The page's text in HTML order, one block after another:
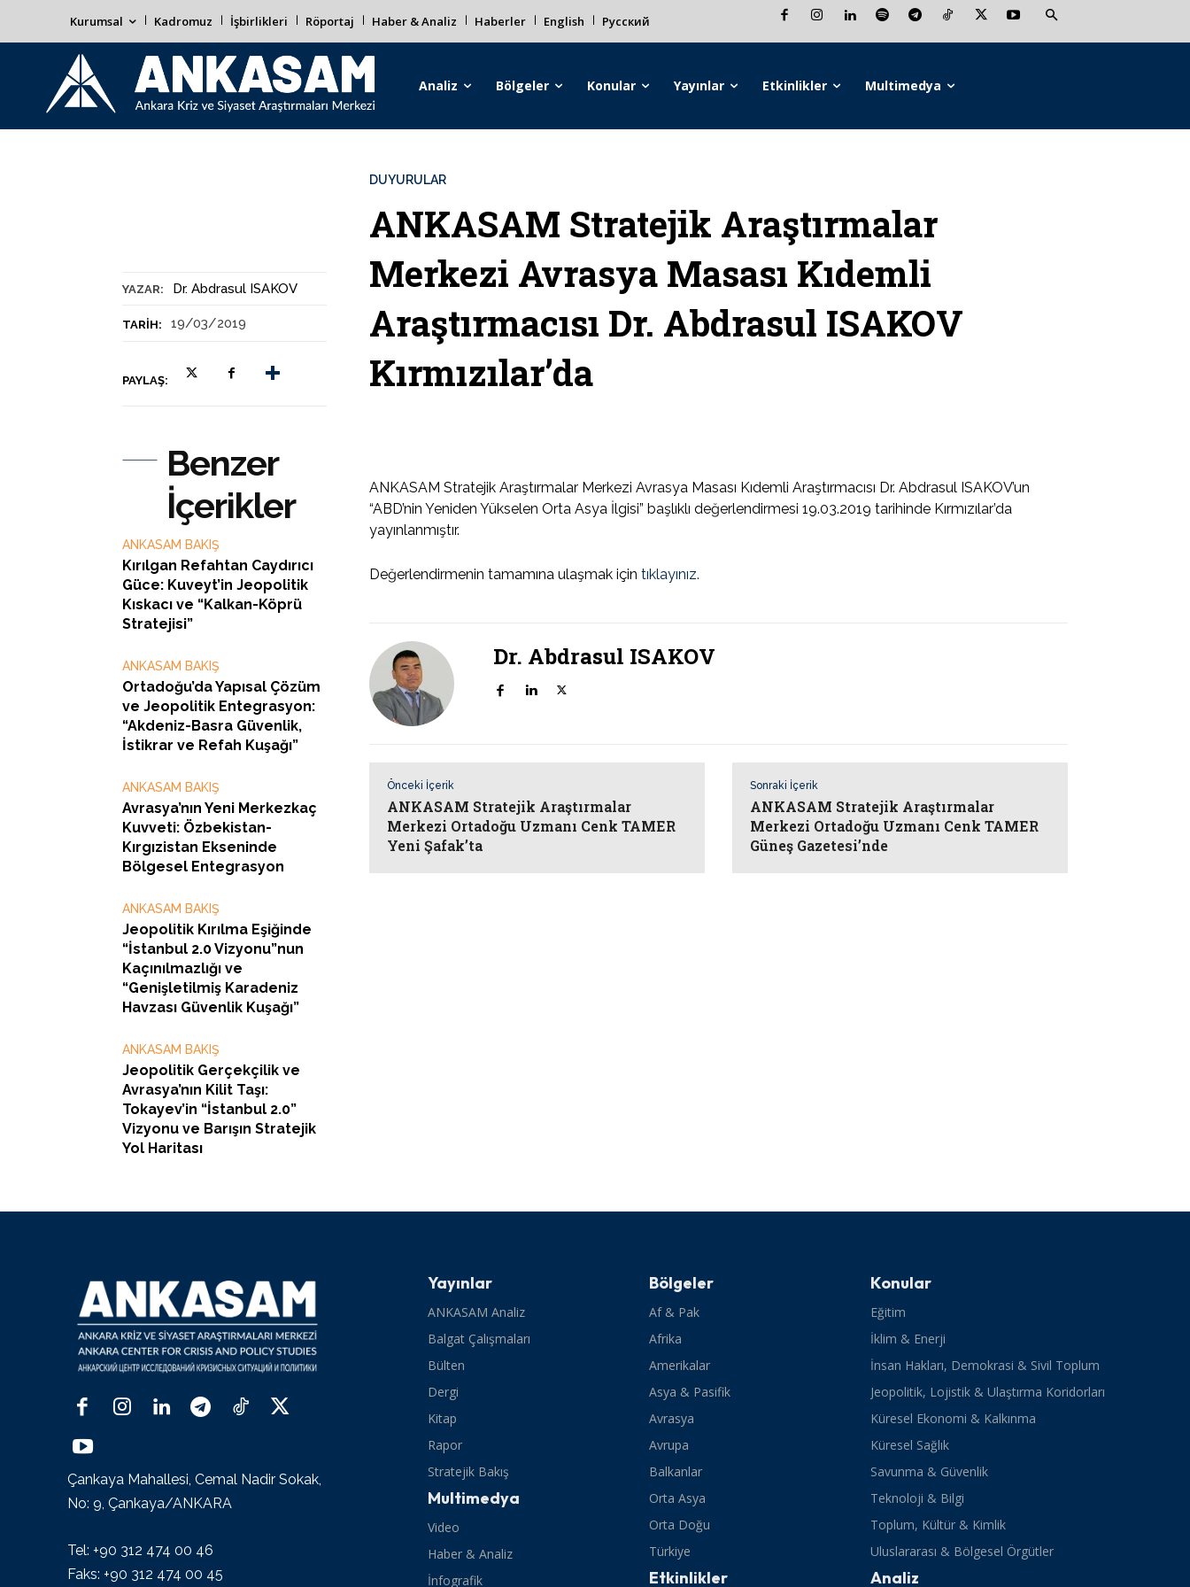
Kurumsal Kadromuz İşbirlikleri Röportaj Haber & Analiz Haberler English Русский
Analiz Bölgeler Konular Yayınlar Etkinlikler Multimedya
YAZAR: Dr. Abdrasul ISAKOV
TARIH: 19/03/2019
PAYLAŞ:
DUYURULAR
ANKASAM Stratejik Araştırmalar
Merkezi Avrasya Masası Kıdemli
Araştırmacısı Dr. Abdrasul ISAKOV
Kırmızılar’da
Benzer
İçerikler
ANKASAM BAKIŞ
Kırılgan Refahtan Caydırıcı
Güce: Kuveyt’in Jeopolitik
Kıskacı ve “Kalkan-Köprü
Stratejisi”
ANKASAM BAKIŞ
Ortadoğu’da Yapısal Çözüm
ve Jeopolitik Entegrasyon:
“Akdeniz-Basra Güvenlik,
İstikrar ve Refah Kuşağı”
ANKASAM BAKIŞ
Avrasya’nın Yeni Merkezkaç
Kuvveti: Özbekistan-
Kırgızistan Ekseninde
Bölgesel Entegrasyon
ANKASAM BAKIŞ
Jeopolitik Kırılma Eşiğinde
“İstanbul 2.0 Vizyonu”nun
Kaçınılmazlığı ve
“Genişletilmiş Karadeniz
Havzası Güvenlik Kuşağı”
ANKASAM BAKIŞ
Jeopolitik Gerçekçilik ve
Avrasya’nın Kilit Taşı:
Tokayev’in “İstanbul 2.0”
Vizyonu ve Barışın Stratejik
Yol Haritası
ANKASAM Stratejik Araştırmalar Merkezi Avrasya Masası Kıdemli Araştırmacısı Dr. Abdrasul ISAKOV’un
“ABD’nin Yeniden Yükselen Orta Asya İlgisi” başlıklı değerlendirmesi 19.03.2019 tarihinde Kırmızılar’da
yayınlanmıştır.
Değerlendirmenin tamamına ulaşmak için tıklayınız.
Dr. Abdrasul ISAKOV
Önceki İçerik
ANKASAM Stratejik Araştırmalar
Merkezi Ortadoğu Uzmanı Cenk TAMER
Yeni Şafak’ta
Sonraki İçerik
ANKASAM Stratejik Araştırmalar
Merkezi Ortadoğu Uzmanı Cenk TAMER
Güneş Gazetesi’nde
Çankaya Mahallesi, Cemal Nadir Sokak,
No: 9, Çankaya/ANKARA
Tel: +90 312 474 00 46
Faks: +90 312 474 00 45
Yayınlar
ANKASAM Analiz
Balgat Çalışmaları
Bülten
Dergi
Kitap
Rapor
Stratejik Bakış
Multimedya
Video
Haber & Analiz
İnfografik
Bölgeler
Af & Pak
Afrika
Amerikalar
Asya & Pasifik
Avrasya
Avrupa
Balkanlar
Orta Asya
Orta Doğu
Türkiye
Etkinlikler
Konular
Eğitim
İklim & Enerji
İnsan Hakları, Demokrasi & Sivil Toplum
Jeopolitik, Lojistik & Ulaştırma Koridorları
Küresel Ekonomi & Kalkınma
Küresel Sağlık
Savunma & Güvenlik
Teknoloji & Bilgi
Toplum, Kültür & Kimlik
Uluslararası & Bölgesel Örgütler
Analiz